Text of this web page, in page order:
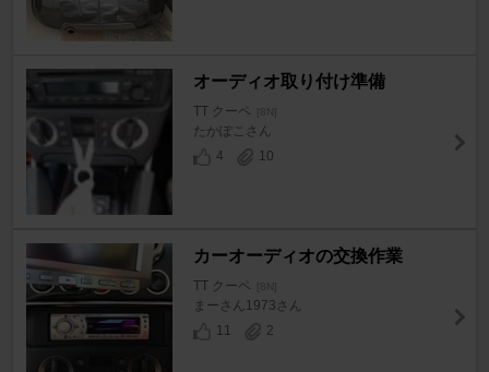
オーディオ取り付け準備
TT クーペ [8N]
たかぽこさん
4
10
カーオーディオの交換作業
TT クーペ [8N]
まーさん1973さん
11
2